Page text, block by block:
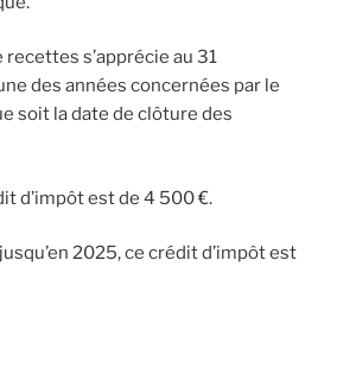
recettes s’apprécie au 31
des années concernées par le
soit la date de clôture des
d’impôt est de 4 500 €.
2025, ce crédit d’impôt est